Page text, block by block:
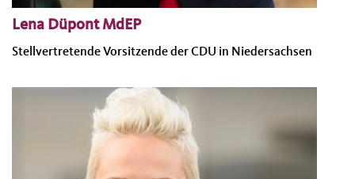
Lena Düpont MdEP
Stellvertretende Vorsitzende der CDU in Niedersachsen